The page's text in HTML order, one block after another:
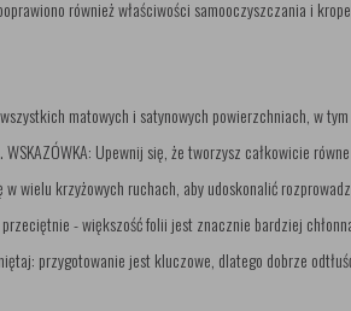
również właściwości samooczyszczania i
matowych i satynowych powierzchniach, w
WSKAZÓWKA: Upewnij się, że tworzysz całkowicie
w wielu krzyżowych ruchach, aby udoskonalić
- większość folii jest znacznie bardziej
przygotowanie jest kluczowe, dlatego dobrze